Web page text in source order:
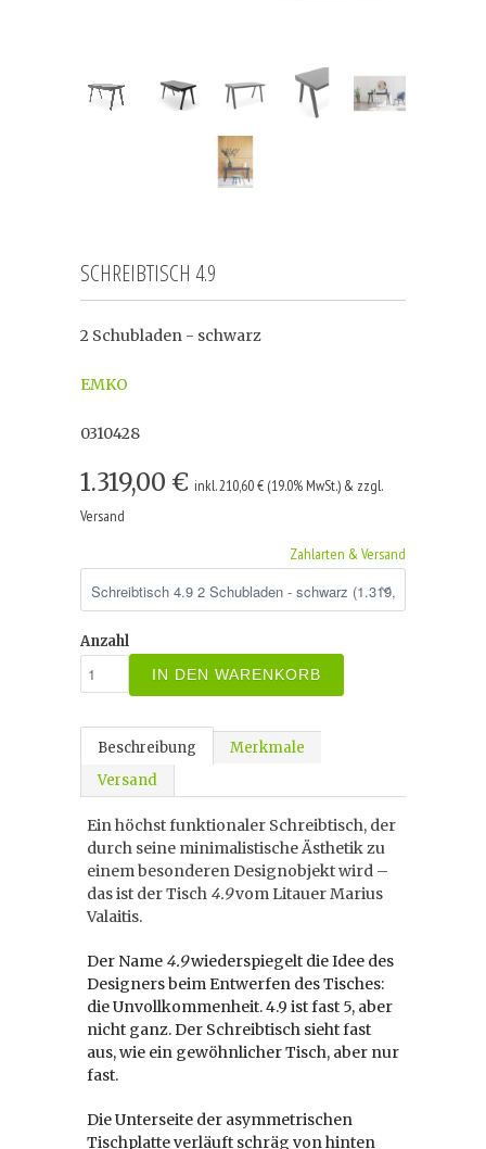
SCHREIBTISCH 4.9
2 Schubladen - schwarz
EMKO
0310428
1.319,00 € inkl. 210,60 € (19.0% MwSt.) & zzgl.
Versand
Zahlarten & Versand
Anzahl
IN DEN WARENKORB
Beschreibung
Merkmale
Versand
Ein höchst funktionaler Schreibtisch, der
durch seine minimalistische Ästhetik zu
einem besonderen Designobjekt wird –
das ist der Tisch 4.9vom Litauer Marius
Valaitis.
Der Name 4.9wiederspiegelt die Idee des
Designers beim Entwerfen des Tisches:
die Unvollkommenheit. 4.9 ist fast 5, aber
nicht ganz. Der Schreibtisch sieht fast
aus, wie ein gewöhnlicher Tisch, aber nur
fast.
Die Unterseite der asymmetrischen
Tischplatte verläuft schräg von hinten